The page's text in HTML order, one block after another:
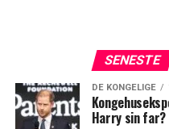
SENESTE
DE KONGELIGE
Harry sin far?